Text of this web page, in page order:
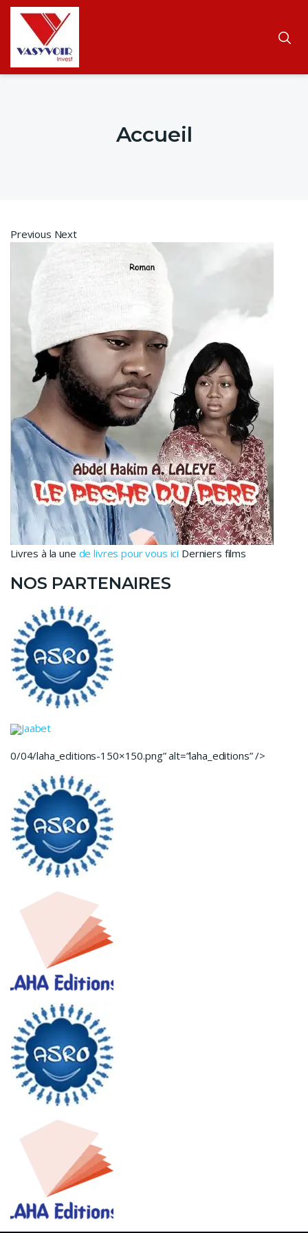
Accueil
Previous Next
Livres à la une de livres pour vous ici Derniers films
NOS PARTENAIRES
Jaabet
0/04/laha_editions-150×150.png” alt=”laha_editions” />